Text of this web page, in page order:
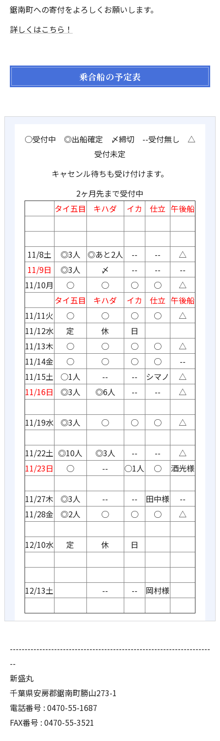
鋸南町への寄付をよろしくお願いします。
詳しくはこちら！
乗合船の予定表
○受付中 ◎出船確定 〆締切 --受付無し △
受付未定
キャセンル待ちも受け付けます。
2ヶ月先まで受付中
タイ五目
キハダ イカ 仕立 午後船
11/8土 ◎3人 ◎あと2人 -- --
△
11/9日
◎3人 〆 -- --
--
11/10月
○ ○ ○ ○
△
タイ五目
キハダ イカ 仕立 午後船
11/11火
○ ○ ○ ○
△
11/12水
定 休
日
11/13木
○ ○ ○ ○
△
11/14金
○ ○ ○ ○
--
11/15土
○1人 -- -- シマノ
△
11/16日
◎3人 ◎6人 -- -- △
11/19水 ◎3人 ○ ○ ○ △
11/22土 ◎10人 ◎3人 -- --
△
11/23日
○ -- ○1人 ○ 酒光様
11/27木 ◎3人 -- -- 田中様
--
11/28金
◎2人 ○ ○ ○ △
12/10水 定 休 日
12/13土 -- -- 岡村様
--------------------------------------------------------------------
--
新盛丸
千葉県安房郡鋸南町勝山273-1
電話番号 : 0470-55-1687
FAX番号 : 0470-55-3521